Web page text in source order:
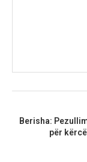
Berisha:
për